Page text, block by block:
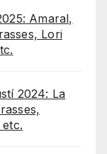
Amaral,
Lori
2024: La